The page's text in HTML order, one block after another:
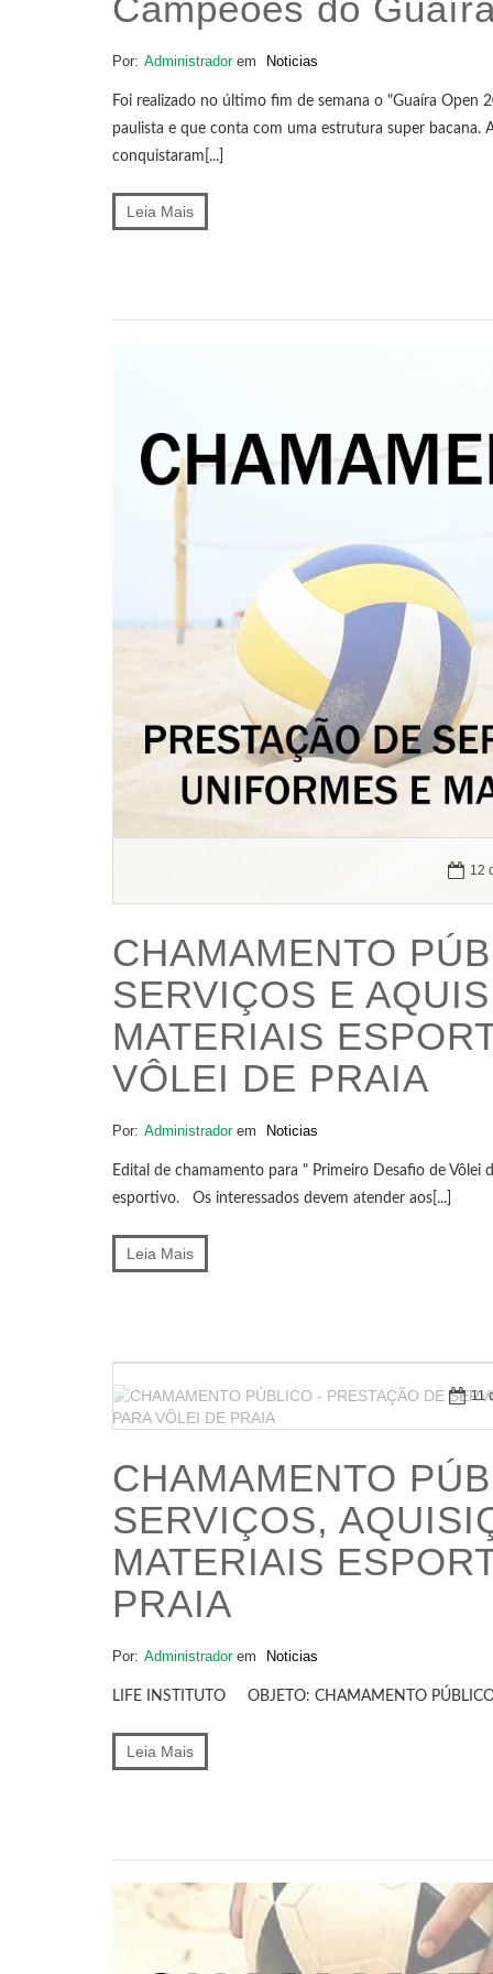
Por: Administradorem Noticias
Foi realizado no último fim de semana o "Guaíra Open
paulista e que conta com uma estrutura super bacana.
conquistaram[...]
Leia Mais
12
CHAMAMENTO
SERVIÇOS E
MATERIAIS
VÔLEI DE PRAIA
Por: Administradorem Noticias
Edital de chamamento para " Primeiro Desafio de
esportivo. Os interessados devem atender aos[...]
Leia Mais
11
CHAMAMENTO
SERVIÇOS,
MATERIAIS
PRAIA
Por: Administradorem Noticias
LIFE INSTITUTO OBJETO: CHAMAMENTO PÚBLICO
Leia Mais